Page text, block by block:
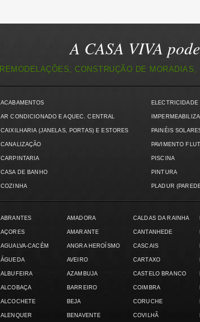
A CASA VIVA
REMODELAÇÕES, CONSTRUÇÃO DE
ACABAMENTOS
AR CONDICIONADO E AQUEC. CENTRAL
CAIXILHARIA (JANELAS, PORTAS) E ESTORES
CANALIZAÇÃO
CARPINTARIA
CASA DE BANHO
COZINHA
ELECTRICIDADE
PAINÉIS
PAVIMENTO
PISCINA
PINTURA
PLADUR
ABRANTES
AÇORES
AGUALVA-CACÉM
ÁGUEDA
ALBUFEIRA
ALCOBAÇA
ALCOCHETE
ALENQUER
AMADORA
AMARANTE
ANGRA HEROÍSMO
AVEIRO
AZAMBUJA
BARREIRO
BEJA
BENAVENTE
CALDAS DA RAINHA
CANTANHEDE
CASCAIS
CARTAXO
CASTELO BRANCO
COIMBRA
CORUCHE
COVILHÃ